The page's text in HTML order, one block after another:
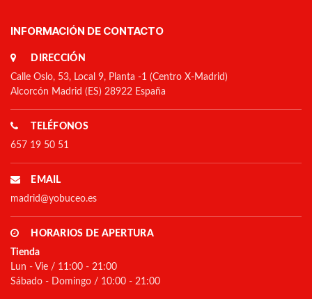
INFORMACIÓN DE CONTACTO
DIRECCIÓN
Calle Oslo, 53, Local 9, Planta -1 (Centro X-Madrid)
Alcorcón Madrid (ES) 28922 España
TELÉFONOS
657 19 50 51
EMAIL
madrid@yobuceo.es
HORARIOS DE APERTURA
Tienda
Lun - Vie / 11:00 - 21:00
Sábado - Domingo / 10:00 - 21:00